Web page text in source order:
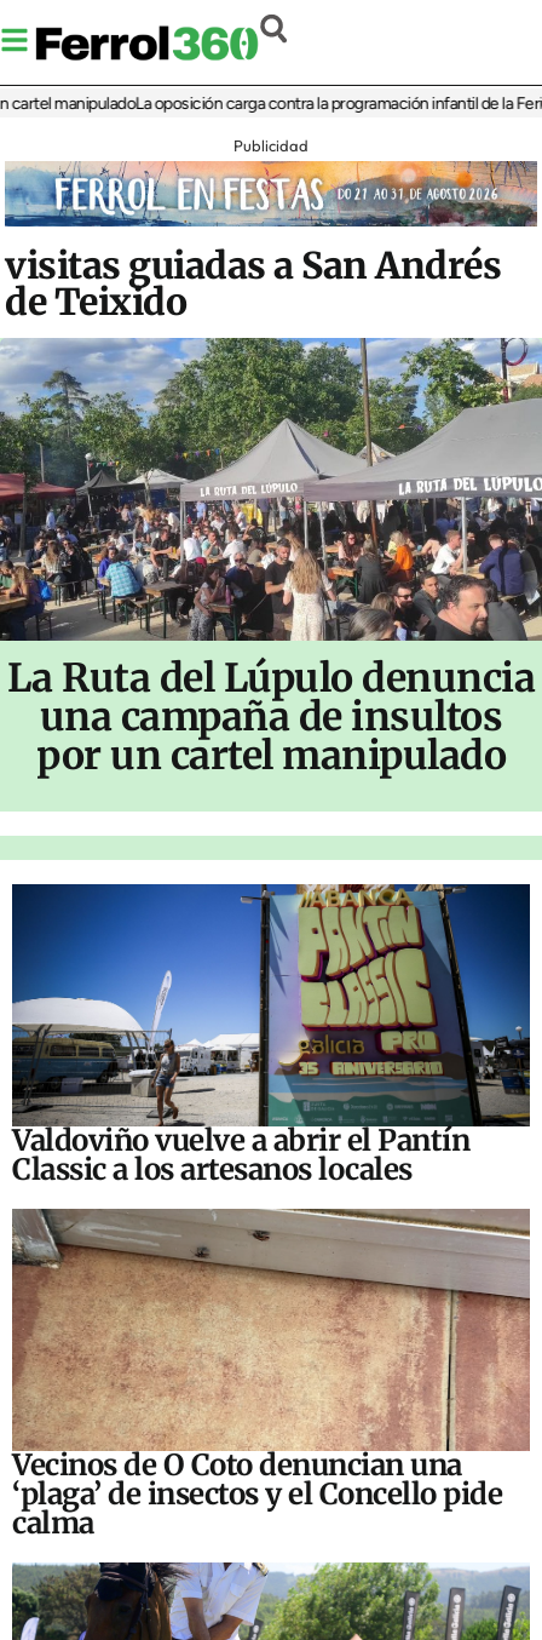
manipuladoLa oposición carga contra la programación infantil de la Feria de
Publicidad
visitas guiadas a San Andrés
de Teixido
La Ruta del Lúpulo denuncia
una campaña de insultos
por un cartel manipulado
Valdoviño vuelve a abrir el Pantín
Classic a los artesanos locales
Vecinos de O Coto denuncian una
‘plaga’ de insectos y el Concello pide
calma